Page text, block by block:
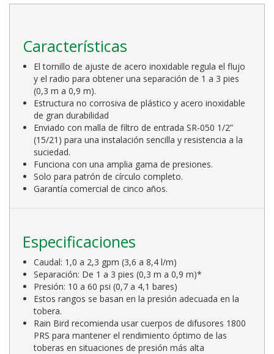
Características
El tornillo de ajuste de acero inoxidable regula el flujo
y el radio para obtener una separación de 1 a 3 pies
(0,3 m a 0,9 m).
Estructura no corrosiva de plástico y acero inoxidable
de gran durabilidad
Enviado con malla de filtro de entrada SR-050 1/2”
(15/21) para una instalación sencilla y resistencia a la
suciedad.
Funciona con una amplia gama de presiones.
Solo para patrón de círculo completo.
Garantía comercial de cinco años.
Especificaciones
Caudal: 1,0 a 2,3 gpm (3,6 a 8,4 l/m)
Separación: De 1 a 3 pies (0,3 m a 0,9 m)*
Presión: 10 a 60 psi (0,7 a 4,1 bares)
Estos rangos se basan en la presión adecuada en la
tobera.
Rain Bird recomienda usar cuerpos de difusores 1800
PRS para mantener el rendimiento óptimo de las
toberas en situaciones de presión más alta